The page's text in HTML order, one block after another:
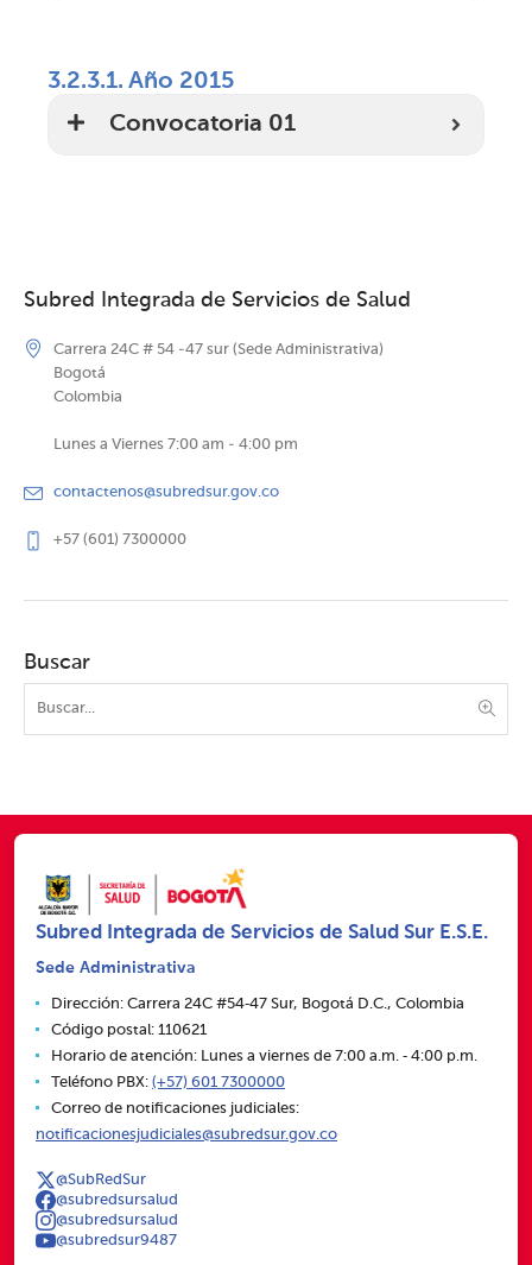
3.2.3.1. Año 2015
Convocatoria 01
Subred Integrada de Servicios de Salud
Carrera 24C # 54 -47 sur (Sede Administrativa)
Bogotá
Colombia
Lunes a Viernes 7:00 am - 4:00 pm
contactenos@subredsur.gov.co
+57 (601) 7300000
Buscar
Subred Integrada de Servicios de Salud Sur E.S.E.
Sede Administrativa
Dirección: Carrera 24C #54‑47 Sur, Bogotá D.C., Colombia
Código postal: 110621
Horario de atención: Lunes a viernes de 7:00 a.m. ‑ 4:00 p.m.
Teléfono PBX: (+57) 601 7300000
Correo de notificaciones judiciales:
notificacionesjudiciales@subredsur.gov.co
@SubRedSur
@subredsursalud
@subredsursalud
@subredsur9487